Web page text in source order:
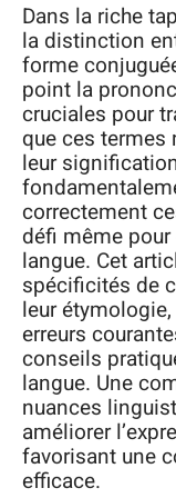
Dans la riche
la distinction
forme
point la
cruciales pour
que ces termes
leur
correctement
défi même
langue. Cet
spécificités de
leur
erreurs
conseils
langue. Une
nuances
améliorer
favorisant une
efficace.